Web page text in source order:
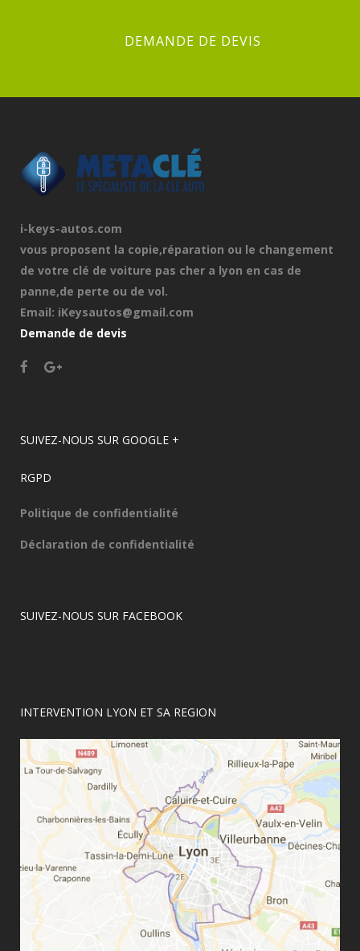
DEMANDE DE DEVIS
i-keys-autos.com
vous proposent la copie,réparation ou le changement
de votre clé de voiture pas cher a lyon en cas de
panne,de perte ou de vol.
Email: iKeysautos@gmail.com
Demande de devis
SUIVEZ-NOUS SUR GOOGLE +
RGPD
Politique de confidentialité
Déclaration de confidentialité
SUIVEZ-NOUS SUR FACEBOOK
INTERVENTION LYON ET SA REGION